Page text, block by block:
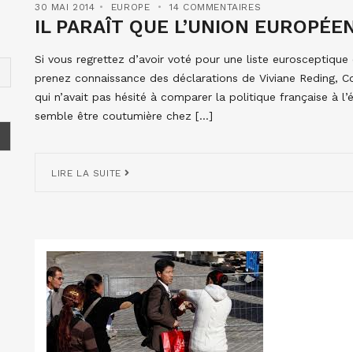
30 MAI 2014 EUROPE 14 COMMENTAIRES
IL PARAÎT QUE L’UNION
Si vous regrettez d’avoir voté pour une liste
prenez connaissance des déclarations de Viviane Reding,
qui n’avait pas hésité à comparer la politique française à
semble être coutumière chez […]
LIRE LA SUITE